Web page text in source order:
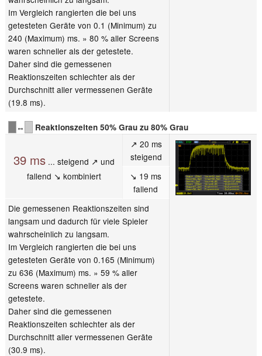
Im Vergleich rangierten die bei uns
getesteten Geräte von 0.1 (Minimum) zu
240 (Maximum) ms. » 80 % aller Screens
waren schneller als der getestete.
Daher sind die gemessenen
Reaktionszeiten schlechter als der
Durchschnitt aller vermessenen Geräte
(19.8 ms).
↔ Reaktionszeiten 50% Grau zu 80% Grau
39 ms... steigend ↗ und
fallend ↘ kombiniert
↗ 20 ms
steigend
↘ 19 ms
fallend
Die gemessenen Reaktionszeiten sind
langsam und dadurch für viele Spieler
wahrscheinlich zu langsam.
Im Vergleich rangierten die bei uns
getesteten Geräte von 0.165 (Minimum)
zu 636 (Maximum) ms. » 59 % aller
Screens waren schneller als der
getestete.
Daher sind die gemessenen
Reaktionszeiten schlechter als der
Durchschnitt aller vermessenen Geräte
(30.9 ms).